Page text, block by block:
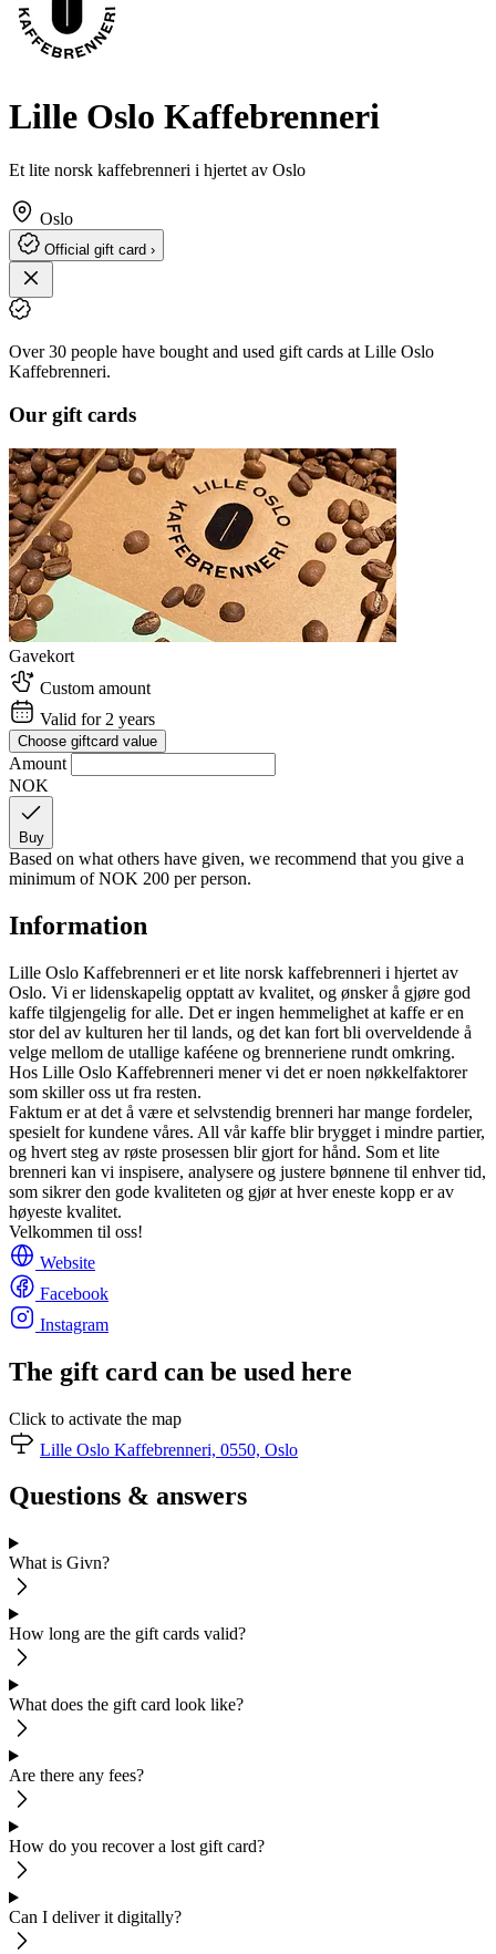
Lille Oslo Kaffebrenneri
Et lite norsk kaffebrenneri i hjertet av Oslo
Oslo
Official gift card ›
Over 30 people have bought and used gift cards at Lille Oslo
Kaffebrenneri.
Our gift cards
Gavekort
Custom amount
Valid for 2 years
Choose giftcard value
Amount
NOK
Buy
Based on what others have given, we recommend that you give a
minimum ofNOK 200 per person.
Information
Lille Oslo Kaffebrenneri er et lite norsk kaffebrenneri i hjertet av
Oslo. Vi er lidenskapelig opptatt av kvalitet, og ønsker å gjøre god
kaffe tilgjengelig for alle. Det er ingen hemmelighet at kaffe er en
stor del av kulturen her til lands, og det kan fort bli overveldende å
velge mellom de utallige kaféene og brenneriene rundt omkring.
Hos Lille Oslo Kaffebrenneri mener vi det er noen nøkkelfaktorer
som skiller oss ut fra resten.
Faktum er at det å være et selvstendig brenneri har mange fordeler,
spesielt for kundene våres. All vår kaffe blir brygget i mindre partier,
og hvert steg av røste prosessen blir gjort for hånd. Som et lite
brenneri kan vi inspisere, analysere og justere bønnene til enhver tid,
som sikrer den gode kvaliteten og gjør at hver eneste kopp er av
høyeste kvalitet.
Velkommen til oss!
Website
Facebook
Instagram
The gift card can be used here
Click to activate the map
Lille Oslo Kaffebrenneri, 0550, Oslo
Questions & answers
What is Givn?
How long are the gift cards valid?
What does the gift card look like?
Are there any fees?
How do you recover a lost gift card?
Can I deliver it digitally?